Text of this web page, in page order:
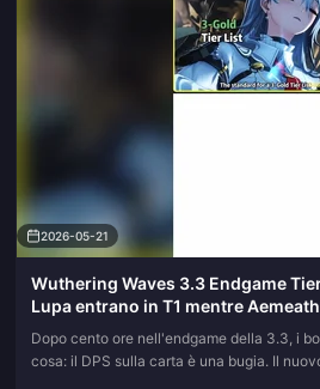
2026-05-21
Wuthering Waves 3.3 Endgame
Lupa entrano in T1 mentre
il T0
Dopo cento ore nell'endgame della 3.3, i
cosa: il DPS sulla carta è una bugia. Il